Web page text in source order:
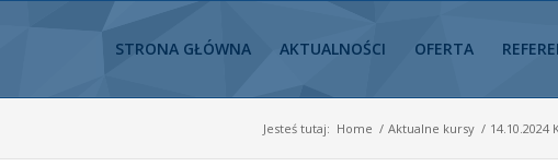
STRONA GŁÓWNA AKTUALNOŚCI OFERTA
Jesteś tutaj: Home / Aktualne kursy /